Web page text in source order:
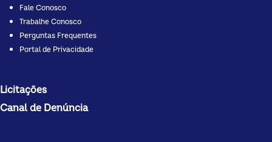
Fale Conosco
Trabalhe Conosco
Perguntas Frequentes
Portal de Privacidade
Licitações
Canal de Denúncia